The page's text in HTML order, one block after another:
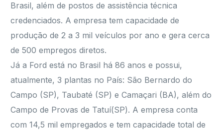
Brasil, além de postos de assistência técnica
credenciados. A empresa tem capacidade de
produção de 2 a 3 mil veículos por ano e gera cerca
de 500 empregos diretos.
Já a Ford está no Brasil há 86 anos e possui,
atualmente, 3 plantas no País: São Bernardo do
Campo (SP), Taubaté (SP) e Camaçari (BA), além do
Campo de Provas de Tatuí(SP). A empresa conta
com 14,5 mil empregados e tem capacidade total de